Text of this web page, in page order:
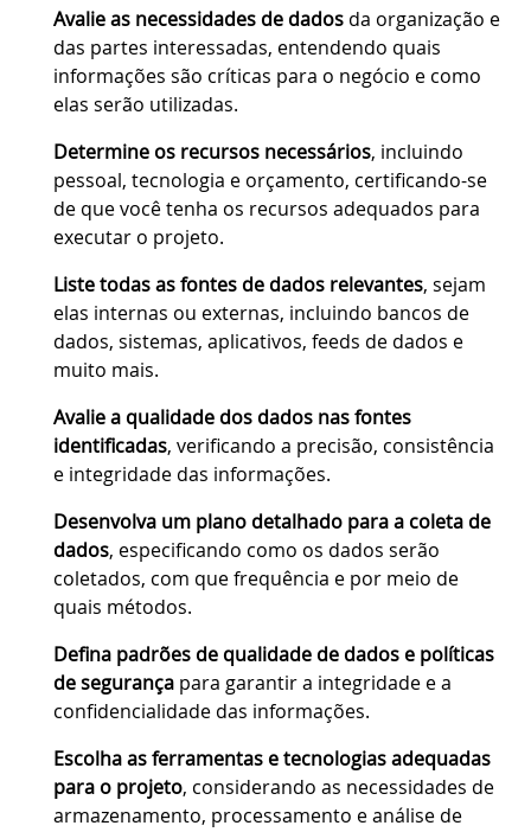
Avalie as necessidades de dadosda organização e
das partes interessadas, entendendo quais
informações são críticas para o negócio e como
elas serão utilizadas.
Determine os recursos necessários, incluindo
pessoal, tecnologia e orçamento, certificando-se
de que você tenha os recursos adequados para
executar o projeto.
Liste todas as fontes de dados relevantes, sejam
elas internas ou externas, incluindo bancos de
dados, sistemas, aplicativos, feeds de dados e
muito mais.
Avalie a qualidade dos dados nas fontes
identificadas, verificando a precisão, consistência
e integridade das informações.
Desenvolva um plano detalhado para a coleta de
dados, especificando como os dados serão
coletados, com que frequência e por meio de
quais métodos.
Defina padrões de qualidade de dados e políticas
de segurançapara garantir a integridade e a
confidencialidade das informações.
Escolha as ferramentas e tecnologias adequadas
para o projeto, considerando as necessidades de
armazenamento, processamento e análise de